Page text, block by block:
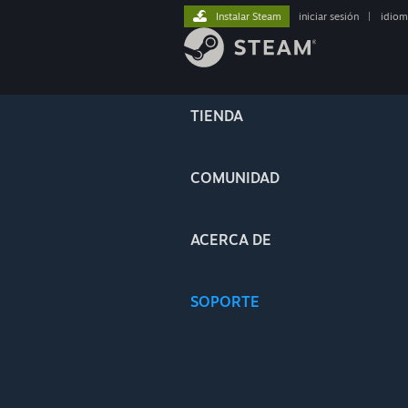
TIENDA
COMUNIDAD
ACERCA DE
SOPORTE
Instalar Steam iniciar sesión